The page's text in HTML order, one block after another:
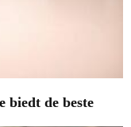
biedt de beste